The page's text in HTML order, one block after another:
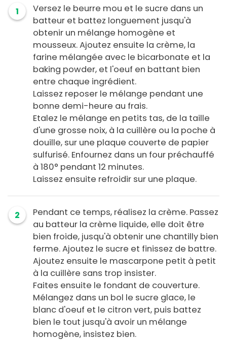
1
Versez le beurre mou et le sucre dans un
batteur et battez longuement jusqu'à
obtenir un mélange homogène et
mousseux. Ajoutez ensuite la crème, la
farine mélangée avec le bicarbonate et la
baking powder, et l'oeuf en battant bien
entre chaque ingrédient.
Laissez reposer le mélange pendant une
bonne demi-heure au frais.
Etalez le mélange en petits tas, de la taille
d'une grosse noix, à la cuillère ou la poche à
douille, sur une plaque couverte de papier
sulfurisé. Enfournez dans un four préchauffé
à 180° pendant 12 minutes.
Laissez ensuite refroidir sur une plaque.
2
Pendant ce temps, réalisez la crème. Passez
au batteur la crème liquide, elle doit être
bien froide, jusqu'à obtenir une chantilly bien
ferme. Ajoutez le sucre et finissez de battre.
Ajoutez ensuite le mascarpone petit à petit
à la cuillère sans trop insister.
Faites ensuite le fondant de couverture.
Mélangez dans un bol le sucre glace, le
blanc d'oeuf et le citron vert, puis battez
bien le tout jusqu'à avoir un mélange
homogène, insistez bien.